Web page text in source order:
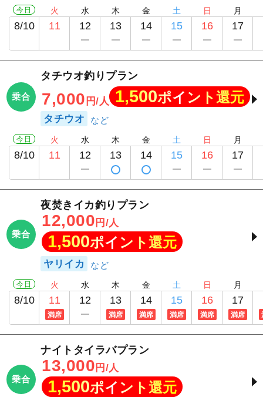
今日
8/10
火
11
水
12
木
13
金
14
土
15
日
16
月
17
乗合
タチウオ釣りプラン
7,000 円/人 1,500ポイント還元
タチウオ
今日
8/10
火
11
水
12
木
13
金
14
土
15
日
16
月
17
乗合
夜焚きイカ釣りプラン
12,000 円/人
1,500ポイント還元
ヤリイカ
今日
8/10
火
11
満席
水
12
木
13
満席
金
14
満席
土
15
満席
日
16
満席
月
17
満席
乗合
ナイトタイラバプラン
13,000 円/人
1,500ポイント還元